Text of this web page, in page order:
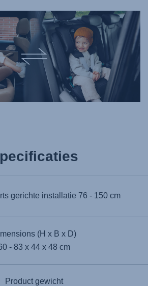
gerichte installatie 76 - 150 cm
(H x B x D)
- 83 x 44 x 48 cm
Product gewicht